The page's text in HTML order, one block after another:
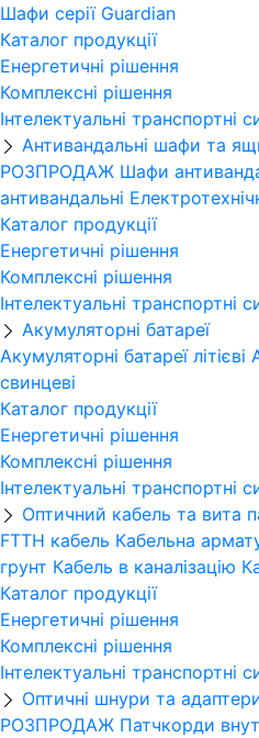
Шафи серії Guardian
Каталог продукції
Енергетичні рішення
Комплексні рішення
Інтелектуальні транспортні
Антивандальні шафи та
РОЗПРОДАЖ Шафи
антивандальні
Каталог продукції
Енергетичні рішення
Комплексні рішення
Інтелектуальні транспортні
Акумуляторні батареї
Акумуляторні батареї літієві
свинцеві
Каталог продукції
Енергетичні рішення
Комплексні рішення
Інтелектуальні транспортні
Оптичний кабель та вита
FTTH кабель Кабельна
грунт Кабель в каналізацію
Каталог продукції
Енергетичні рішення
Комплексні рішення
Інтелектуальні транспортні
Оптичні шнури та
РОЗПРОДАЖ Патчкорди